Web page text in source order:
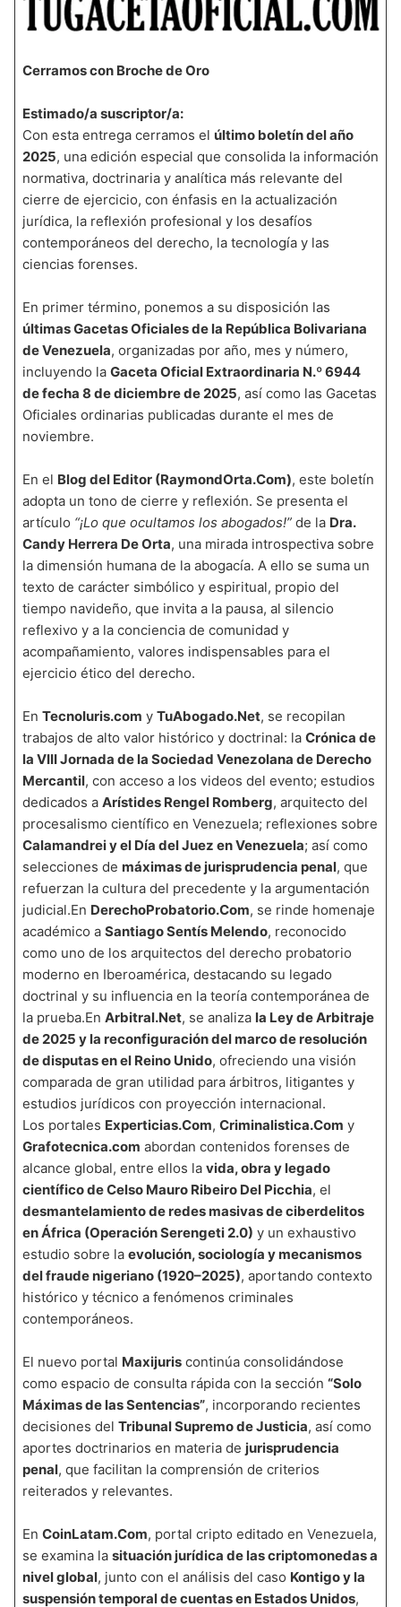
Cerramos con Broche de Oro
Estimado/a suscriptor/a:
Con esta entrega cerramos el último boletín del año
2025, una edición especial que consolida la información
normativa, doctrinaria y analítica más relevante del
cierre de ejercicio, con énfasis en la actualización
jurídica, la reflexión profesional y los desafíos
contemporáneos del derecho, la tecnología y las
ciencias forenses.
En primer término, ponemos a su disposición las
últimas Gacetas Oficiales de la República Bolivariana
de Venezuela, organizadas por año, mes y número,
incluyendo la Gaceta Oficial Extraordinaria N.º 6944
de fecha 8 de diciembre de 2025, así como las Gacetas
Oficiales ordinarias publicadas durante el mes de
noviembre.
En el Blog del Editor (RaymondOrta.Com), este boletín
adopta un tono de cierre y reflexión. Se presenta el
artículo “¡Lo que ocultamos los abogados!”de la Dra.
Candy Herrera De Orta, una mirada introspectiva sobre
la dimensión humana de la abogacía. A ello se suma un
texto de carácter simbólico y espiritual, propio del
tiempo navideño, que invita a la pausa, al silencio
reflexivo y a la conciencia de comunidad y
acompañamiento, valores indispensables para el
ejercicio ético del derecho.
En TecnoIuris.com y TuAbogado.Net, se recopilan
trabajos de alto valor histórico y doctrinal: la Crónica de
la VIII Jornada de la Sociedad Venezolana de Derecho
Mercantil, con acceso a los videos del evento; estudios
dedicados a Arístides Rengel Romberg, arquitecto del
procesalismo científico en Venezuela; reflexiones sobre
Calamandrei y el Día del Juez en Venezuela; así como
selecciones de máximas de jurisprudencia penal, que
refuerzan la cultura del precedente y la argumentación
judicial.En DerechoProbatorio.Com, se rinde homenaje
académico a Santiago Sentís Melendo, reconocido
como uno de los arquitectos del derecho probatorio
moderno en Iberoamérica, destacando su legado
doctrinal y su influencia en la teoría contemporánea de
la prueba.En Arbitral.Net, se analiza la Ley de Arbitraje
de 2025 y la reconfiguración del marco de resolución
de disputas en el Reino Unido, ofreciendo una visión
comparada de gran utilidad para árbitros, litigantes y
estudios jurídicos con proyección internacional.
Los portales Experticias.Com, Criminalistica.Com y
Grafotecnica.com abordan contenidos forenses de
alcance global, entre ellos la vida, obra y legado
científico de Celso Mauro Ribeiro Del Picchia, el
desmantelamiento de redes masivas de ciberdelitos
en África (Operación Serengeti 2.0) y un exhaustivo
estudio sobre la evolución, sociología y mecanismos
del fraude nigeriano (1920–2025), aportando contexto
histórico y técnico a fenómenos criminales
contemporáneos.
El nuevo portal Maxijuriscontinúa consolidándose
como espacio de consulta rápida con la sección “Solo
Máximas de las Sentencias”, incorporando recientes
decisiones del Tribunal Supremo de Justicia, así como
aportes doctrinarios en materia de jurisprudencia
penal, que facilitan la comprensión de criterios
reiterados y relevantes.
En CoinLatam.Com, portal cripto editado en Venezuela,
se examina la situación jurídica de las criptomonedas a
nivel global, junto con el análisis del caso Kontigo y la
suspensión temporal de cuentas en Estados Unidos,